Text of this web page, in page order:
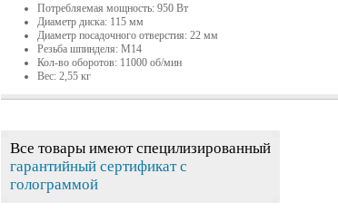
Потребляемая мощность: 950 Вт
Диаметр диска: 115 мм
Диаметр посадочного отверстия: 22 мм
Резьба шпинделя: M14
Кол-во оборотов: 11000 об/мин
Вес: 2,55 кг
Все товары имеют специлизированный
гарантийный сертификат с
голограммой